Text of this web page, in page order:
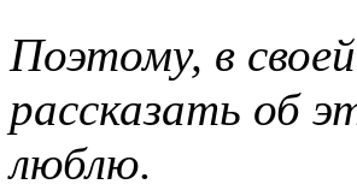
Поэтому, в
рассказать об
люблю.